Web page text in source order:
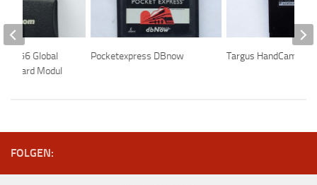
Pocketexpress DBnow Targus HandCam
56 Global
Modul
FOLGEN: